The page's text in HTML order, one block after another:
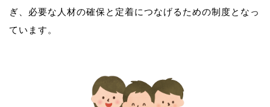
ぎ、必要な人材の確保と定着につなげるための制度となっ
ています。